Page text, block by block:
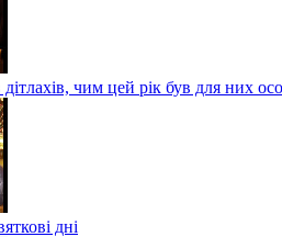
дітлахів, чим цей рік був для них
дні